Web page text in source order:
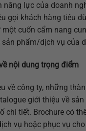
năng lực của doanh
gọi khách hàng tiêu
một cuốn cẩm nang
sản phẩm/dịch vụ của
nội dung trọng điểm
về công ty, những
giới thiệu về
chi tiết. Brochure có
vụ hoặc phục vụ